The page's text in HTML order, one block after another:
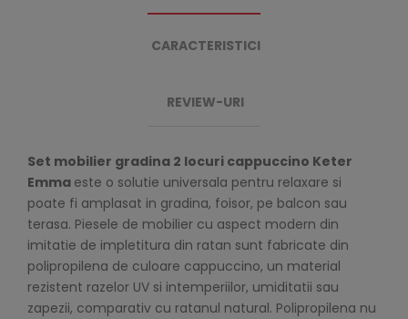
CARACTERISTICI
REVIEW-URI
Set mobilier gradina 2 locuri cappuccino Keter
Emma este o solutie universala pentru relaxare si
poate fi amplasat in gradina, foisor, pe balcon sau
terasa. Piesele de mobilier cu aspect modern din
imitatie de impletitura din ratan sunt fabricate din
polipropilena de culoare cappuccino, un material
rezistent razelor UV si intemperiilor, umiditatii sau
zapezii, comparativ cu ratanul natural. Polipropilena nu